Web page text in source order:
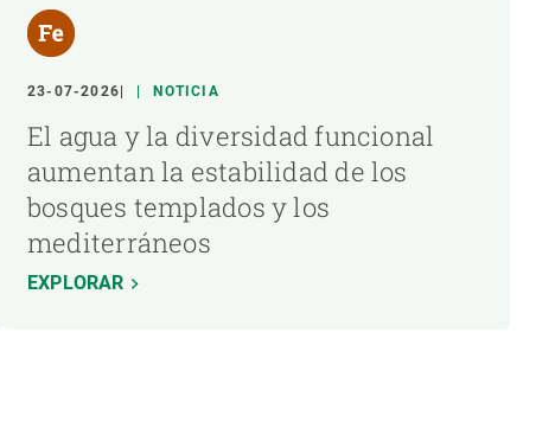
23-07-2026 NOTICIA
El agua y la diversidad funcional
aumentan la estabilidad de los
bosques templados y los
mediterráneos
EXPLORAR